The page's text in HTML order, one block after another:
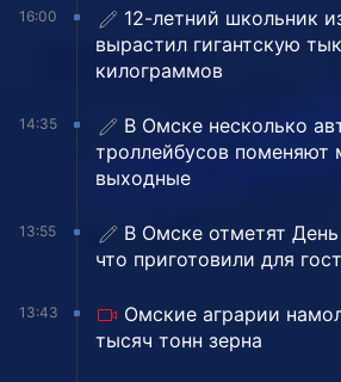
16:00
12-летний школьник
вырастил гигантскую
килограммов
14:35
В Омске несколько
троллейбусов поменяют
выходные
13:55
В Омске отметят
что приготовили для
13:43
Омские аграрии
тысяч тонн зерна